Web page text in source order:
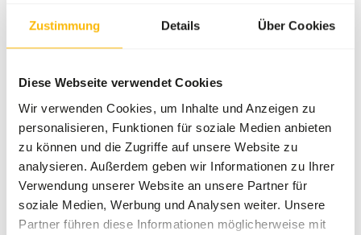
Zustimmung Details Über Cookies
Diese Webseite verwendet Cookies
Wir verwenden Cookies, um Inhalte und Anzeigen zu
personalisieren, Funktionen für soziale Medien anbieten
zu können und die Zugriffe auf unsere Website zu
analysieren. Außerdem geben wir Informationen zu Ihrer
Verwendung unserer Website an unsere Partner für
soziale Medien, Werbung und Analysen weiter. Unsere
Partner führen diese Informationen möglicherweise mit
Allgemein
Artikel
Rhino Pellets
Artikelcode
AB608
Verkaufseinheit
20 kg Beutel
Bestandsstatus
Voraussichtliche
Lieferzeit: mindestens 5
Werktage
50 Kisten pro Palette